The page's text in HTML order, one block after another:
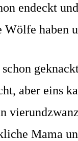
endeckt
haben
aber eins
Mama